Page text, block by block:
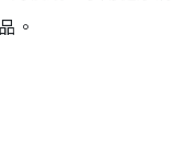
。